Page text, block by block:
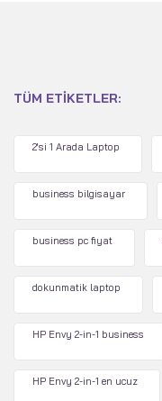
TÜM ETIKETLER:
2'si 1 Arada Laptop
business bilgisayar
business pc fiyat
dokunmatik laptop
HP Envy 2-in-1 business
HP Envy 2-in-1 en ucuz